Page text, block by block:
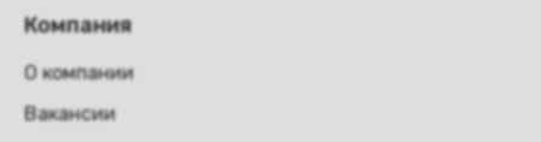
Компания
О компании
Вакансии